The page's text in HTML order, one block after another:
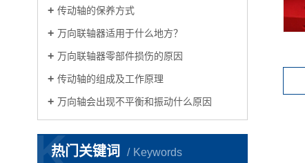
传动轴的保养方式
万向联轴器适用于什么地方？
万向联轴器零部件损伤的原因
传动轴的组成及工作原理
万向轴会出现不平衡和振动什么原因
热门关键词 Keywords
K